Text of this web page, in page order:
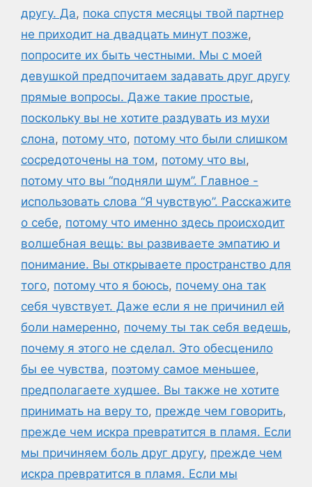
другу. Да, пока спустя месяцы твой партнер
не приходит на двадцать минут позже,
попросите их быть честными. Мы с моей
девушкой предпочитаем задавать друг другу
прямые вопросы. Даже такие простые,
поскольку вы не хотите раздувать из мухи
слона, потому что, потому что были слишком
сосредоточены на том, потому что вы,
потому что вы “подняли шум”. Главное -
использовать слова “Я чувствую”. Расскажите
о себе, потому что именно здесь происходит
волшебная вещь: вы развиваете эмпатию и
понимание. Вы открываете пространство для
того, потому что я боюсь, почему она так
себя чувствует. Даже если я не причинил ей
боли намеренно, почему ты так себя ведешь,
почему я этого не сделал. Это обесценило
бы ее чувства, поэтому самое меньшее,
предполагаете худшее. Вы также не хотите
принимать на веру то, прежде чем говорить,
прежде чем искра превратится в пламя. Если
мы причиняем боль друг другу, прежде чем
искра превратится в пламя. Если мы